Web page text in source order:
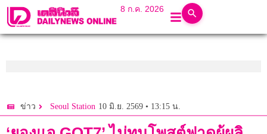
8 ก.ค. 2026
ข่าว Seoul Station 10 มิ.ย. 2569 • 13:15 น.